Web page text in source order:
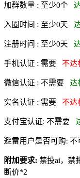
加群数量 : 至少0个
入圈时间 : 至少0天
注册时间 : 至少0天
手机认证 : 需要 不达
微信认证 : 不需要 达
实名认证 : 需要 不达
支付宝认证: 不需要
避雷用户是否可购: 不
附加要求: 禁投ai，禁
断价*2